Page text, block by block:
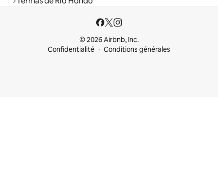
© 2026 Airbnb, Inc.
Confidentialité
Conditions générales